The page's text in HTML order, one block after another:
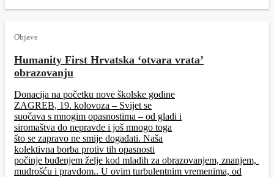
Objave
Humanity First Hrvatska ‘otvara vrata’
obrazovanju
Donacija na početku nove školske godine
ZAGREB, 19. kolovoza – Svijet se
suočava s mnogim opasnostima – od gladi i
siromaštva do nepravde i još mnogo toga
što se zapravo ne smije događati. Naša
kolektivna borba protiv tih opasnosti
počinje buđenjem želje kod mladih za obrazovanjem, znanjem,
mudrošću i pravdom.. U ovim turbulentnim vremenima, od